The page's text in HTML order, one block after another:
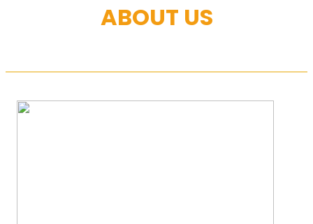
ABOUT US